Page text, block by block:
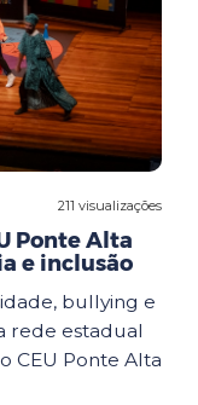
211 visualizações
Ponte Alta
e inclusão
bullying e
rede estadual
CEU Ponte Alta